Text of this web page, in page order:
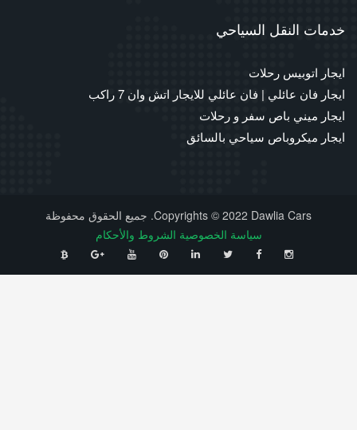
خدمات النقل السياحي
ايجار اتوبيس رحلات
ايجار فان عائلي | فان عائلي للايجار اتش وان 7 راكب
ايجار ميني باص سفر و رحلات
ايجار ميكروباص سياحي بالسائق
Copyrights © 2022 Dawlia Cars. جميع الحقوق محفوظة
سياسة الخصوصية الشروط والأحكام